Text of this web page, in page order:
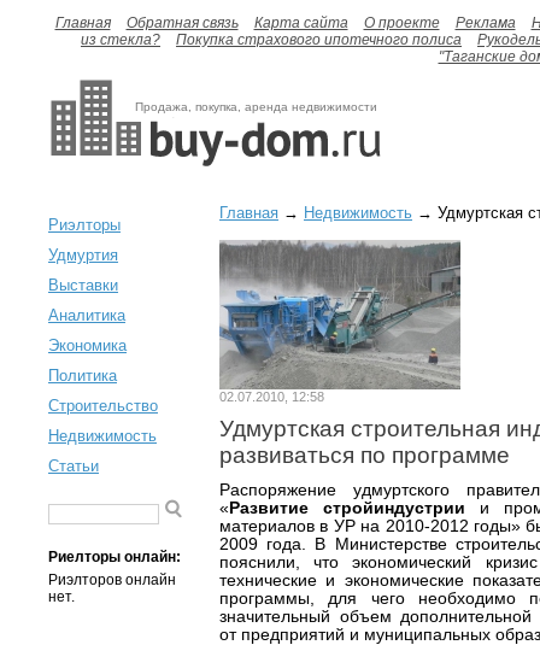
Главная Обратная связь Карта сайта О проекте Реклама
из стекла?
Покупка страхового ипотечного полиса
"Таганские
Продажа, покупка, аренда недвижимости
Риэлторы
Удмуртия
Выставки
Аналитика
Экономика
Политика
Строительство
Недвижимость
Статьи
Риелторы онлайн:
Риэлторов онлайн
нет.
Главная → Недвижимость → Удмуртская
02.07.2010, 12:58
Удмуртская строительная
развиваться по программе
Распоряжение удмуртского
« Развитие стройиндустрии и
материалов в УР на 2010-2012 годы»
2009 года. В Министерстве
пояснили, что экономический
технические и экономические
программы, для чего необходимо
значительный объем
от предприятий и муниципальных